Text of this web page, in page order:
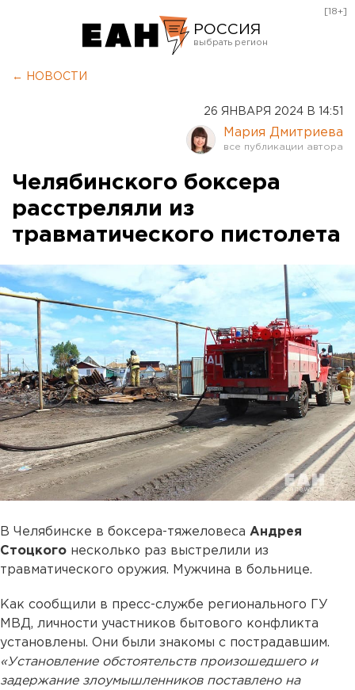
РОССИЯ
Курган
Оренбург
[18+]
← НОВОСТИ
26 ЯНВАРЯ 2024 В 14:51
Мария Дмитриева
Челябинского боксера
расстреляли из
травматического пистолета
В Челябинске в боксера-тяжеловеса Андрея
Стоцкого несколько раз выстрелили из
травматического оружия. Мужчина в больнице.
Как сообщили в пресс-службе регионального ГУ
МВД, личности участников бытового конфликта
установлены. Они были знакомы с пострадавшим.
«Установление обстоятельств произошедшего и
задержание злоумышленников поставлено на